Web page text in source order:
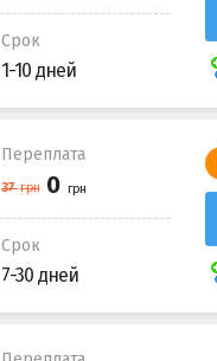
Срок
1-10 дней
Переплата
Срок
7-30 дней